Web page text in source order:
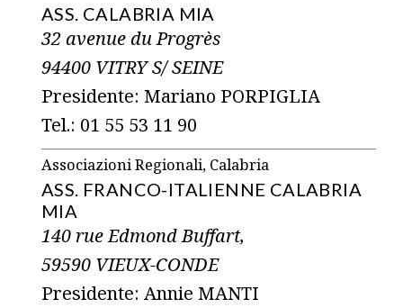
ASS. CALABRIA MIA
32 avenue du Progrès
94400 VITRY S/ SEINE
Presidente: Mariano PORPIGLIA
Tel.: 01 55 53 11 90
Associazioni Regionali, Calabria
ASS. FRANCO-ITALIENNE CALABRIA
MIA
140 rue Edmond Buffart,
59590 VIEUX-CONDE
Presidente: Annie MANTI